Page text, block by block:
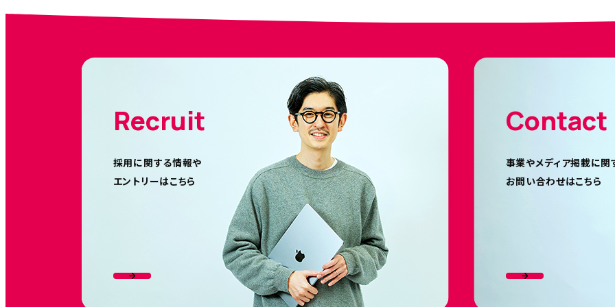
Recruit
採用に関する情報や
エントリーはこちら
Contact
事業やメディア掲載に関
お問い合わせはこちら